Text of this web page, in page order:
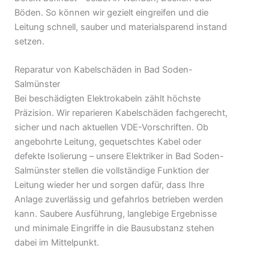
Böden. So können wir gezielt eingreifen und die
Leitung schnell, sauber und materialsparend instand
setzen.
Reparatur von Kabelschäden in Bad Soden-
Salmünster
Bei beschädigten Elektrokabeln zählt höchste
Präzision. Wir reparieren Kabelschäden fachgerecht,
sicher und nach aktuellen VDE-Vorschriften. Ob
angebohrte Leitung, gequetschtes Kabel oder
defekte Isolierung – unsere Elektriker in Bad Soden-
Salmünster stellen die vollständige Funktion der
Leitung wieder her und sorgen dafür, dass Ihre
Anlage zuverlässig und gefahrlos betrieben werden
kann. Saubere Ausführung, langlebige Ergebnisse
und minimale Eingriffe in die Bausubstanz stehen
dabei im Mittelpunkt.